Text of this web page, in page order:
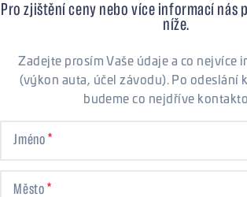
Pro zjištění ceny nebo více informací nás
níže.
Zadejte prosím Vaše údaje a co nejvíce
(výkon auta, účel závodu). Po odeslání
budeme co nejdříve
Jméno
Město